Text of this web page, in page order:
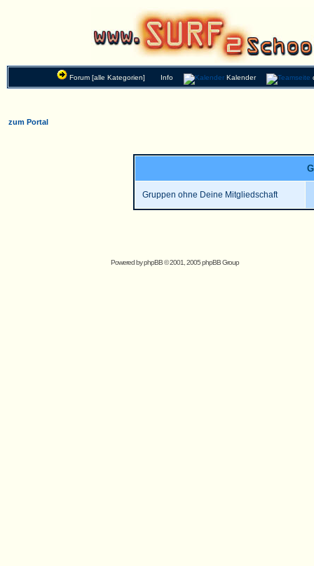
Forum [alle Kategorien] Info Kalender
zum Portal
Gruppen ohne Deine Mitgliedschaft
Powered byphpBB© 2001, 2005 phpBB Group